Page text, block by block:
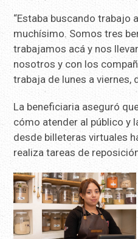
“Estaba buscando trabajo
muchísimo. Somos tres
trabajamos acá y nos
nosotros y con los
trabaja de lunes a viernes,
La beneficiaria aseguró
cómo atender al público y
desde billeteras virtuales
realiza tareas de